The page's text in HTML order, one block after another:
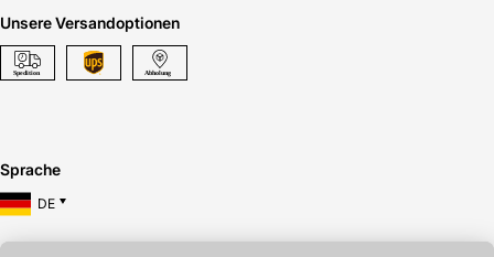
Unsere Versandoptionen
Sprache
DE